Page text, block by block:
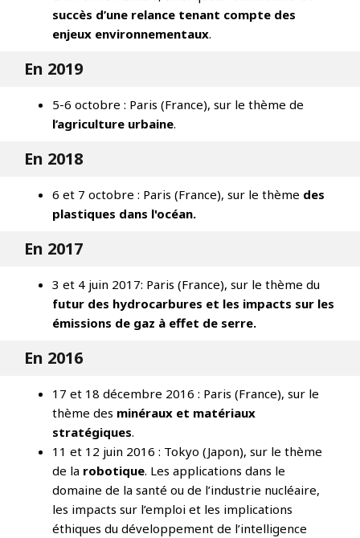
succès d’une relance tenant compte des
enjeux environnementaux.
En 2019
5-6 octobre : Paris (France), sur le thème de
l’agriculture urbaine.
En 2018
6 et 7 octobre : Paris (France), sur le thème des
plastiques dans l'océan.
En 2017
3 et 4 juin 2017: Paris (France), sur le thème du
futur des hydrocarbures et les impacts sur les
émissions de gaz à effet de serre.
En 2016
17 et 18 décembre 2016 : Paris (France), sur le
thème des minéraux et matériaux
stratégiques.
11 et 12 juin 2016 : Tokyo (Japon), sur le thème
de la robotique. Les applications dans le
domaine de la santé ou de l’industrie nucléaire,
les impacts sur l’emploi et les implications
éthiques du développement de l’intelligence